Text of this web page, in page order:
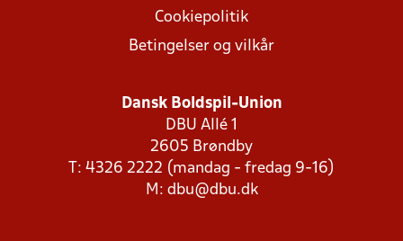
Cookiepolitik
Betingelser og vilkår
Dansk Boldspil-Union
DBU Allé 1
2605 Brøndby
T: 4326 2222 (mandag - fredag 9-16)
M: dbu@dbu.dk